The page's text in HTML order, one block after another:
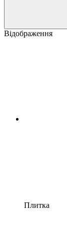
Відображення
Плитка